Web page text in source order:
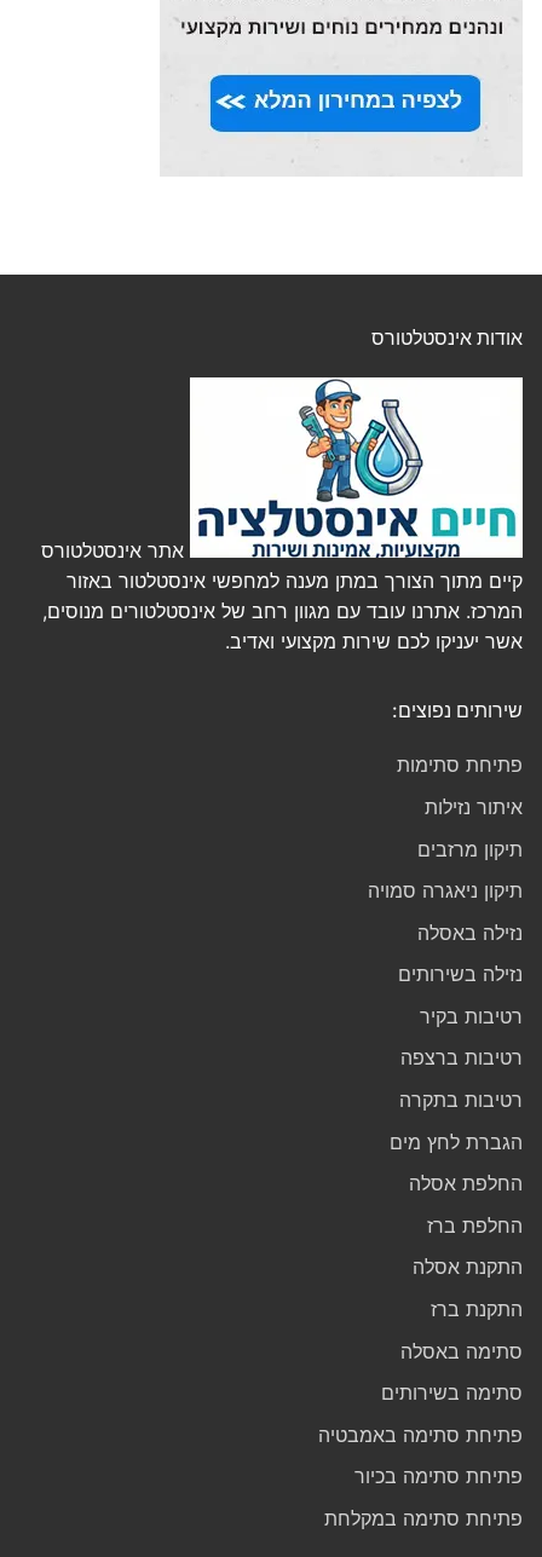
אודות אינסטלטורס
אתר אינסטלטורס
קיים מתוך הצורך במתן מענה למחפשי אינסטלטור באזור
המרכז. אתרנו עובד עם מגוון רחב של אינסטלטורים מנוסים,
אשר יעניקו לכם שירות מקצועי ואדיב.
שירותים נפוצים:
פתיחת סתימות
איתור נזילות
תיקון מרזבים
תיקון ניאגרה סמויה
נזילה באסלה
נזילה בשירותים
רטיבות בקיר
רטיבות ברצפה
רטיבות בתקרה
הגברת לחץ מים
החלפת אסלה
החלפת ברז
התקנת אסלה
התקנת ברז
סתימה באסלה
סתימה בשירותים
פתיחת סתימה באמבטיה
פתיחת סתימה בכיור
פתיחת סתימה במקלחת